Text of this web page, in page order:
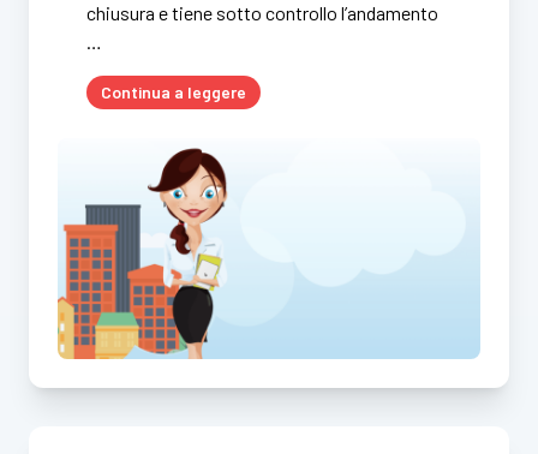
chiusura e tiene sotto controllo l’andamento
…
Continua a leggere